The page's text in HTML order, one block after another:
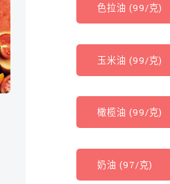
色拉油 (99/克)
玉米油 (99/克)
橄榄油 (99/克)
奶油 (97/克)